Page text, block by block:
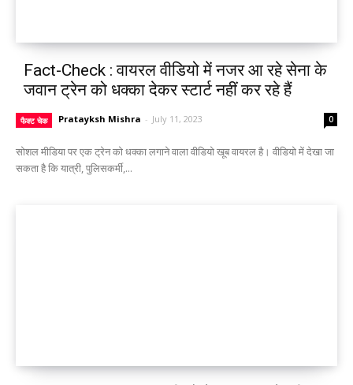
Fact-Check : वायरल वीडियो में नजर आ रहे सेना के
जवान ट्रेन को धक्का देकर स्टार्ट नहीं कर रहे हैं
फैक्ट चेक Pratayksh Mishra - July 11, 2023 0
सोशल मीडिया पर एक ट्रेन को धक्का लगाने वाला वीडियो खूब वायरल है। वीडियो में देखा जा
सकता है कि यात्री, पुलिसकर्मी,...